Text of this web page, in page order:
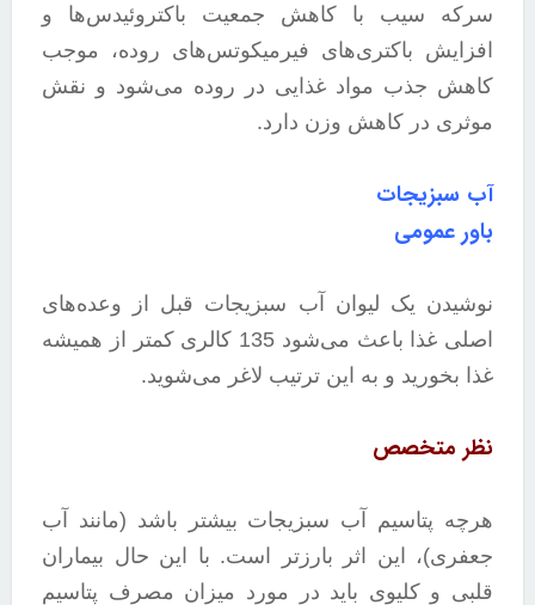
سرکه سیب با کاهش جمعیت باکتروئیدس‌ها و
افزایش باکتری‌های فیرمیکوتس‌های روده، موجب
کاهش جذب مواد غذایی در روده می‌شود و نقش
موثری در کاهش وزن دارد.
آب سبزیجات
باور عمومی
نوشیدن یک لیوان آب سبزیجات قبل از وعده‌های
اصلی غذا باعث می‌شود 135 کالری کمتر از همیشه
غذا بخورید و به این ترتیب لاغر می‌شوید.
نظر متخصص
هرچه پتاسیم آب سبزیجات بیشتر باشد (مانند آب
جعفری)، این اثر بارزتر است. با این حال بیماران
قلبی و کلیوی باید در مورد میزان مصرف پتاسیم